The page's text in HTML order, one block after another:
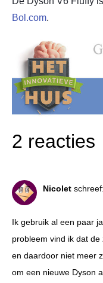
Bol.com.
2 reacties
Nicolet schreef:
Ik gebruik al een paar
probleem vind ik dat
en daardoor niet meer
om een nieuwe Dyson